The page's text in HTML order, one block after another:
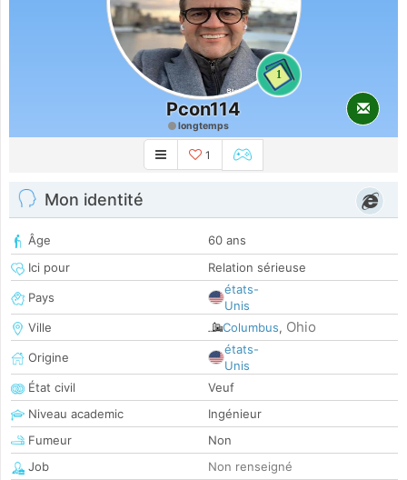
1
Pcon114
longtemps
1
Mon identité
Âge
60 ans
Ici pour
Relation sérieuse
Pays
états-
Unis
Ville
Columbus, Ohio
Origine
états-
Unis
État civil
Veuf
Niveau academic
Ingénieur
Fumeur
Non
Job
Non renseigné